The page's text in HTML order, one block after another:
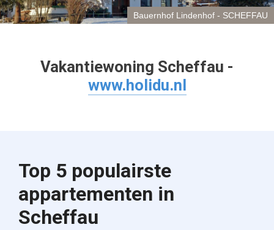
Bauernhof Lindenhof - SCHEFFAU
Vakantiewoning Scheffau -
www.holidu.nl
Top 5 populairste
appartementen in
Scheffau